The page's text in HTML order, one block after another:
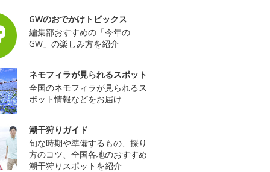
GWのおでかけトピックス
編集部おすすめの「今年の
GW」の楽しみ方を紹介
ネモフィラが見られるスポット
全国のネモフィラが見られるス
ポット情報などをお届け
潮干狩りガイド
旬な時期や準備するもの、採り
方のコツ、全国各地のおすすめ
潮干狩りスポットを紹介